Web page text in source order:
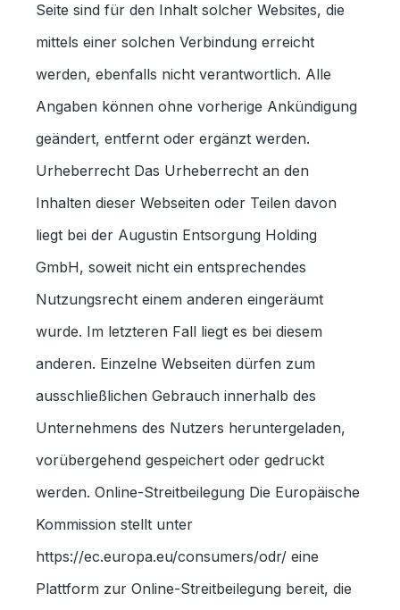
Seite sind für den Inhalt solcher Websites, die
mittels einer solchen Verbindung erreicht
werden, ebenfalls nicht verantwortlich. Alle
Angaben können ohne vorherige Ankündigung
geändert, entfernt oder ergänzt werden.
Urheberrecht Das Urheberrecht an den
Inhalten dieser Webseiten oder Teilen davon
liegt bei der Augustin Entsorgung Holding
GmbH, soweit nicht ein entsprechendes
Nutzungsrecht einem anderen eingeräumt
wurde. Im letzteren Fall liegt es bei diesem
anderen. Einzelne Webseiten dürfen zum
ausschließlichen Gebrauch innerhalb des
Unternehmens des Nutzers heruntergeladen,
vorübergehend gespeichert oder gedruckt
werden. Online-Streitbeilegung Die Europäische
Kommission stellt unter
https://ec.europa.eu/consumers/odr/ eine
Plattform zur Online-Streitbeilegung bereit, die